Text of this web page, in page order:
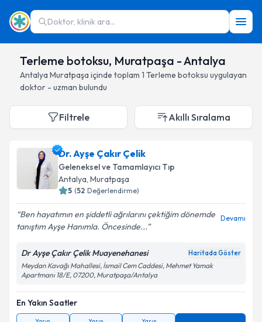
Doktor, klinik ara...
Terleme botoksu, Muratpaşa - Antalya
Antalya Muratpaşa içinde toplam 1 Terleme botoksu uygulayan
doktor - uzman bulundu
Filtrele Akıllı Sıralama
Dr. Ayşe Çakır Çelik
Geleneksel ve Tamamlayıcı Tıp
Antalya, Muratpaşa
5 (52 Değerlendirme)
Ben hayatımın en şiddetli ağrılarını çektiğim dönemde
tanıştım Ayşe Hanımla. Öncesinde...
Devamı
Dr Ayşe Çakır Çelik Muayenehanesi Haritada Göster
Meydan Kavağı Mahallesi, İsmail Cem Caddesi, Mehmet Yamak
Apartmanı 18/E, 07200, Muratpaşa/Antalya
En Yakın Saatler